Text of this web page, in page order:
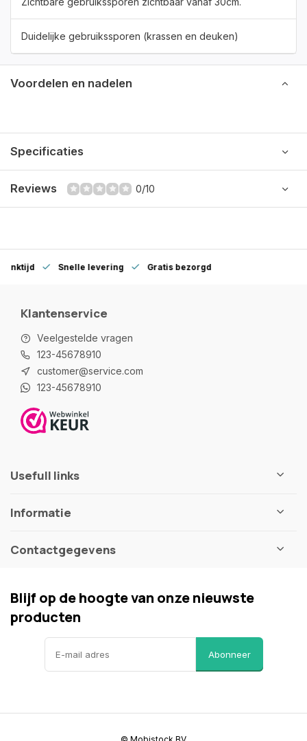
Duidelijke gebruikssporen (krassen en deuken)
Voordelen en nadelen
Specificaties
Reviews 0/10
Snelle levering Gratis bezorgd
Klantenservice
Veelgestelde vragen
123-45678910
customer@service.com
123-45678910
Usefull links
Informatie
Contactgegevens
Blijf op de hoogte van onze nieuwste
producten
Abonneer